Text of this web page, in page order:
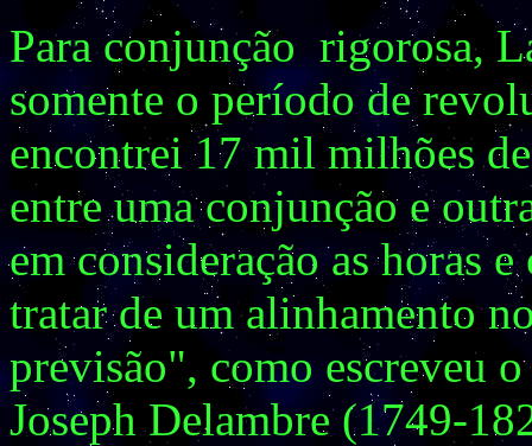
Para conjunção rigorosa,
somente o período de
encontrei 17 mil milhões
entre uma conjunção e
em consideração as horas
tratar de um alinhamento
previsão", como escreveu
Joseph Delambre (1749-